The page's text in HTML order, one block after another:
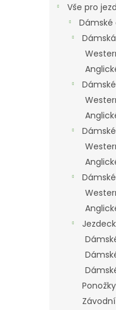
Vše pro
Dámské